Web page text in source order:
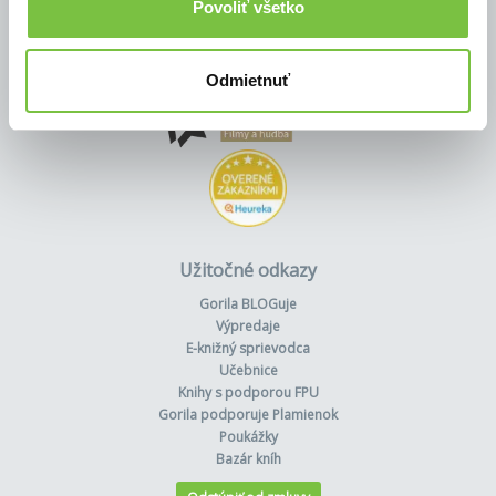
Povoliť všetko
Odmietnuť
Užitočné odkazy
Gorila BLOGuje
Výpredaje
E-knižný sprievodca
Učebnice
Knihy s podporou FPU
Gorila podporuje Plamienok
Poukážky
Bazár kníh